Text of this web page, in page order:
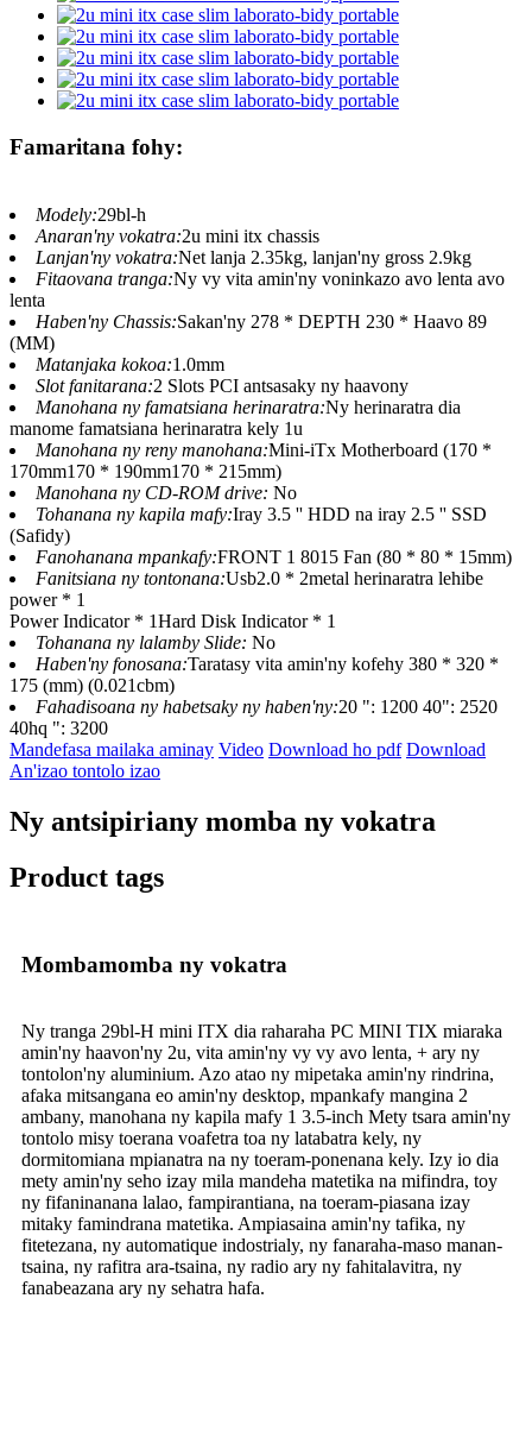
Famaritana fohy:
Modely:29bl-h
Anaran'ny vokatra:2u mini itx chassis
Lanjan'ny vokatra:Net lanja 2.35kg, lanjan'ny gross 2.9kg
Fitaovana tranga:Ny vy vita amin'ny voninkazo avo lenta avo
lenta
Haben'ny Chassis:Sakan'ny 278 * DEPTH 230 * Haavo 89
(MM)
Matanjaka kokoa:1.0mm
Slot fanitarana:2 Slots PCI antsasaky ny haavony
Manohana ny famatsiana herinaratra:Ny herinaratra dia
manome famatsiana herinaratra kely 1u
Manohana ny reny manohana:Mini-iTx Motherboard (170 *
170mm170 * 190mm170 * 215mm)
Manohana ny CD-ROM drive: No
Tohanana ny kapila mafy:Iray 3.5 '' HDD na iray 2.5 '' SSD
(Safidy)
Fanohanana mpankafy:FRONT 1 8015 Fan (80 * 80 * 15mm)
Fanitsiana ny tontonana:Usb2.0 * 2metal herinaratra lehibe
power * 1
Power Indicator * 1Hard Disk Indicator * 1
Tohanana ny lalamby Slide: No
Haben'ny fonosana:Taratasy vita amin'ny kofehy 380 * 320 *
175 (mm) (0.021cbm)
Fahadisoana ny habetsaky ny haben'ny:20 ": 1200 40": 2520
40hq ": 3200
Mandefasa mailaka aminay Video Download ho pdf Download
An'izao tontolo izao
Ny antsipiriany momba ny vokatra
Product tags
Mombamomba ny vokatra
Ny tranga 29bl-H mini ITX dia raharaha PC MINI TIX miaraka
amin'ny haavon'ny 2u, vita amin'ny vy vy avo lenta, + ary ny
tontolon'ny aluminium. Azo atao ny mipetaka amin'ny rindrina,
afaka mitsangana eo amin'ny desktop, mpankafy mangina 2
ambany, manohana ny kapila mafy 1 3.5-inch Mety tsara amin'ny
tontolo misy toerana voafetra toa ny latabatra kely, ny
dormitomiana mpianatra na ny toeram-ponenana kely. Izy io dia
mety amin'ny seho izay mila mandeha matetika na mifindra, toy
ny fifaninanana lalao, fampirantiana, na toeram-piasana izay
mitaky famindrana matetika. Ampiasaina amin'ny tafika, ny
fitetezana, ny automatique indostrialy, ny fanaraha-maso manan-
tsaina, ny rafitra ara-tsaina, ny radio ary ny fahitalavitra, ny
fanabeazana ary ny sehatra hafa.